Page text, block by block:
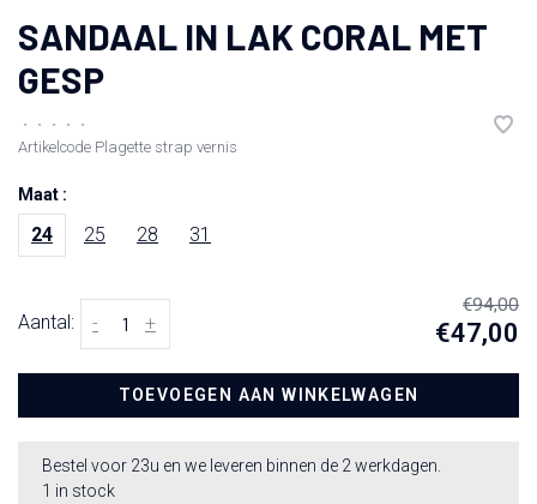
SANDAAL IN LAK CORAL MET
GESP
• • • •
•
Artikelcode Plagette strap vernis
Maat :
24 25 28 31
Aantal: +
-
€94,00
€47,00
TOEVOEGEN AAN WINKELWAGEN
Bestel voor 23u en we leveren binnen de 2 werkdagen.
1 in stock